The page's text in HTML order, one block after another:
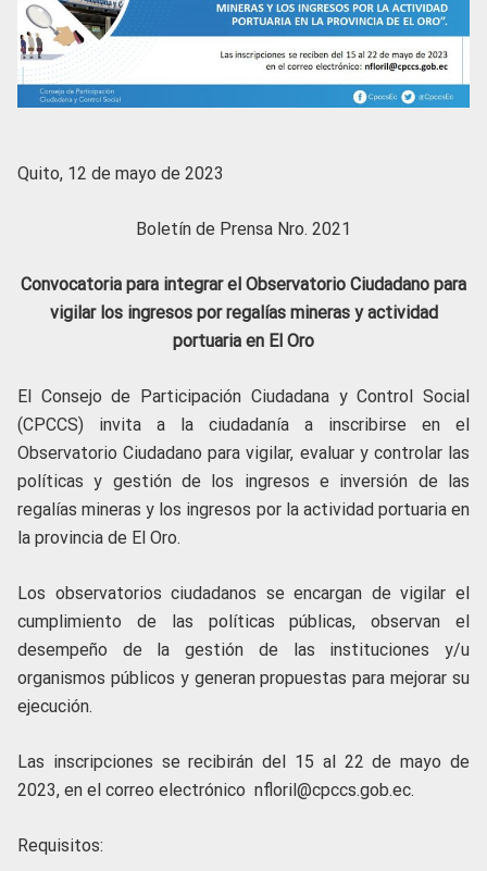
Quito, 12 de mayo de 2023
Boletín de Prensa Nro. 2021
Convocatoria para integrar el Observatorio Ciudadano para
vigilar los ingresos por regalías mineras y actividad
portuaria en El Oro
El Consejo de Participación Ciudadana y Control Social
(CPCCS) invita a la ciudadanía a inscribirse en el
Observatorio Ciudadano para vigilar, evaluar y controlar las
políticas y gestión de los ingresos e inversión de las
regalías mineras y los ingresos por la actividad portuaria en
la provincia de El Oro.
Los observatorios ciudadanos se encargan de vigilar el
cumplimiento de las políticas públicas, observan el
desempeño de la gestión de las instituciones y/u
organismos públicos y generan propuestas para mejorar su
ejecución.
Las inscripciones se recibirán del 15 al 22 de mayo de
2023, en el correo electrónico nfloril@cpccs.gob.ec.
Requisitos: